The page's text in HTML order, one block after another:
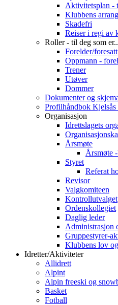
Aktivitetsplan -
Klubbens
Skadefri
Reiser i regi av
Roller - til deg som
Forelder/foresatt
Oppmann -
Trener
Utøver
Dommer
Dokumenter og
Profilhåndbok
Organisasjon
Idrettslagets
Årsmøte
Årsmøte
Styret
Referat
Revisor
Valgkomiteen
Kontrollutvalget
Ordenskollegiet
Daglig leder
Administrasjon
Gruppestyrer-
Klubbens lov
Idretter/Aktiviteter
Allidrett
Alpint
Alpin freeski og
Basket
Fotball